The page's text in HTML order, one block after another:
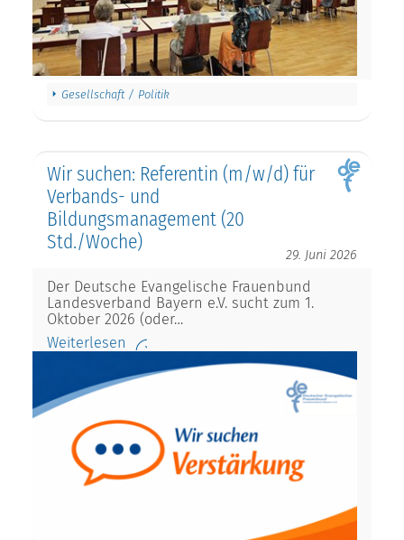
Gesellschaft / Politik
Wir suchen: Referentin (m/w/d) für
Verbands- und
Bildungsmanagement (20
Std./Woche)
29. Juni 2026
Der Deutsche Evangelische Frauenbund
Landesverband Bayern e.V. sucht zum 1.
Oktober 2026 (oder…
Weiterlesen